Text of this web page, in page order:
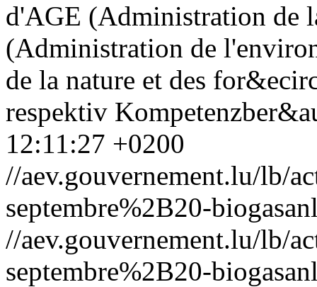
d'AGE (Administration de
(Administration de
de la nature et des
respektiv
12:11:27 +0200
//aev.gouvernement.lu/lb/
septembre%2B20-
//aev.gouvernement.lu/lb/
septembre%2B20-